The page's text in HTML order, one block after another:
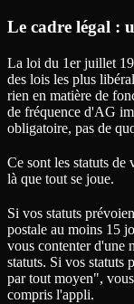
Le cadre légal :
La loi du 1er juillet
des lois les plus
rien en matière de
de fréquence d'AG
obligatoire, pas de
Ce sont les statuts de
là que tout se joue.
Si vos statuts
postale au moins 15
vous contenter d'une
statuts. Si vos statuts
par tout moyen",
compris l'appli.